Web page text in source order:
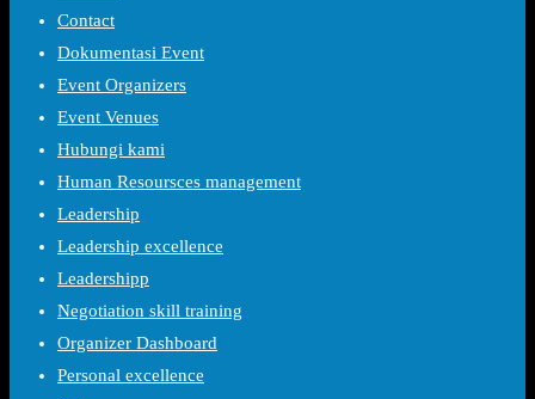
Contact
Dokumentasi Event
Event Organizers
Event Venues
Hubungi kami
Human Resoursces management
Leadership
Leadership excellence
Leadershipp
Negotiation skill training
Organizer Dashboard
Personal excellence